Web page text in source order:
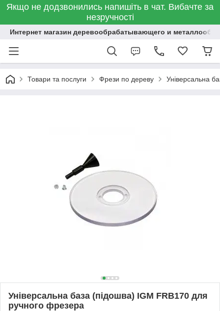
Якщо не додзвонились напишіть в чат. Вибачте за
незручності
Интернет магазин деревообрабатывающего и
Товари та послуги Фрези по дереву Універсальна
Універсальна база (підошва) IGM FRB170 для
ручного фрезера